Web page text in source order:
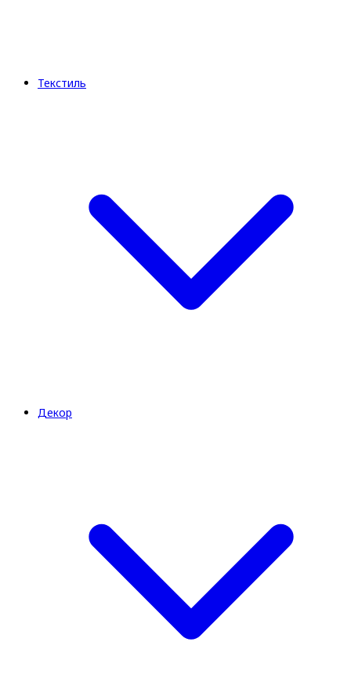
Текстиль
Декор